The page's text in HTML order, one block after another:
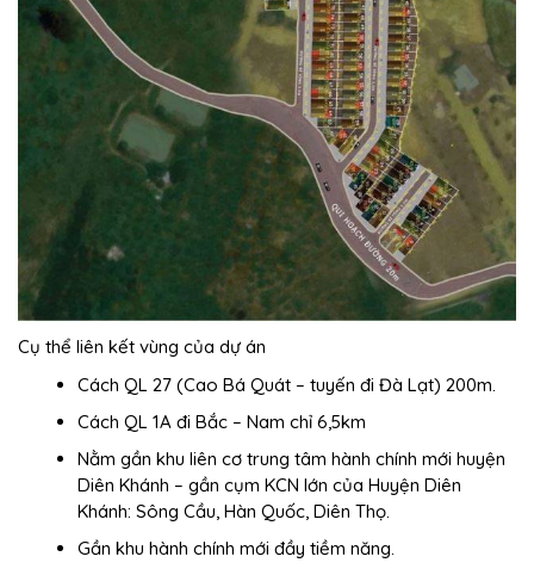
Cụ thể liên kết vùng của dự án
Cách QL 27 (Cao Bá Quát – tuyến đi Đà Lạt) 200m.
Cách QL 1A đi Bắc – Nam chỉ 6,5km
Nằm gần khu liên cơ trung tâm hành chính mới huyện
Diên Khánh – gần cụm KCN lớn của Huyện Diên
Khánh: Sông Cầu, Hàn Quốc, Diên Thọ.
Gần khu hành chính mới đầy tiềm năng.